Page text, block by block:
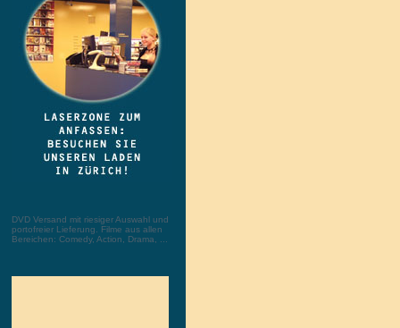
DVD Versand mit riesiger Auswahl und
portofreier Lieferung. Filme aus allen
Bereichen: Comedy, Action, Drama, ...